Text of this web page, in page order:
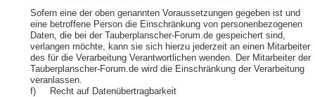
Sofern eine der oben genannten Voraussetzungen gegeben ist und
eine betroffene Person die Einschränkung von personenbezogenen
Daten, die bei der Tauberplanscher-Forum.de gespeichert sind,
verlangen möchte, kann sie sich hierzu jederzeit an einen Mitarbeiter
des für die Verarbeitung Verantwortlichen wenden. Der Mitarbeiter der
Tauberplanscher-Forum.de wird die Einschränkung der Verarbeitung
veranlassen.
f) Recht auf Datenübertragbarkeit